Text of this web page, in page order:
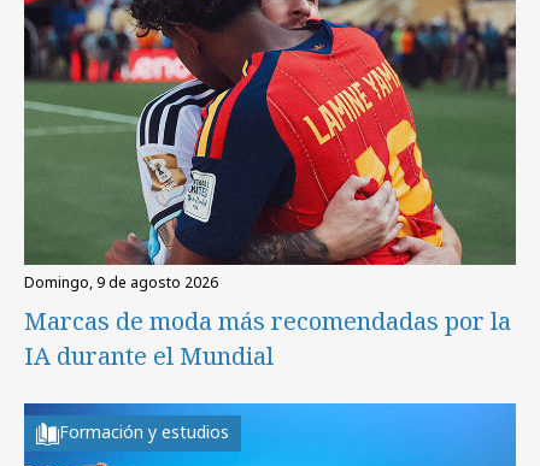
domingo, 9 de agosto 2026
Marcas de moda más recomendadas por la
IA durante el Mundial
Formación y estudios